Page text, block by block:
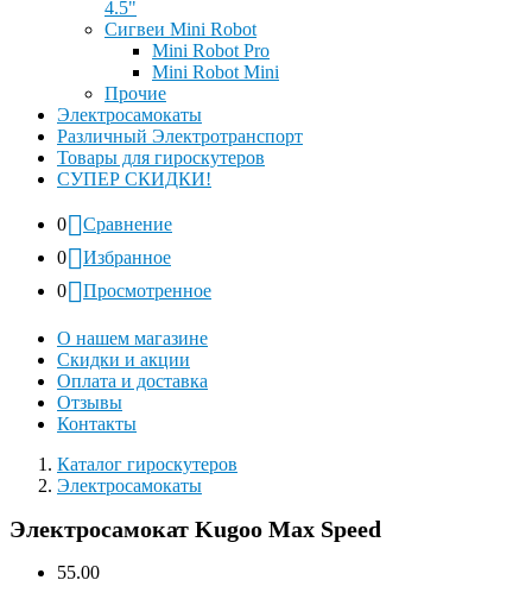
4.5"
Сигвеи Mini Robot
Mini Robot Pro
Mini Robot Mini
Прочие
Электросамокаты
Различный Электротранспорт
Товары для гироскутеров
СУПЕР СКИДКИ!
0
Сравнение
0
Избранное
0
Просмотренное
О нашем магазине
Скидки и акции
Оплата и доставка
Отзывы
Контакты
Каталог гироскутеров
Электросамокаты
Электросамокат Kugoo Max Speed
55.00